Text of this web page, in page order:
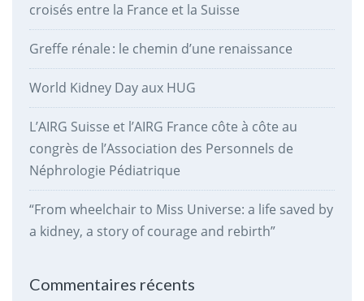
croisés entre la France et la Suisse
Greffe rénale : le chemin d’une renaissance
World Kidney Day aux HUG
L’AIRG Suisse et l’AIRG France côte à côte au
congrès de l’Association des Personnels de
Néphrologie Pédiatrique
“From wheelchair to Miss Universe: a life saved by
a kidney, a story of courage and rebirth”
Commentaires récents